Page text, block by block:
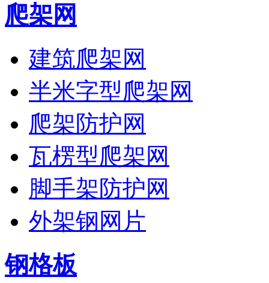
爬架网
建筑爬架网
半米字型爬架网
爬架防护网
瓦楞型爬架网
脚手架防护网
外架钢网片
钢格板